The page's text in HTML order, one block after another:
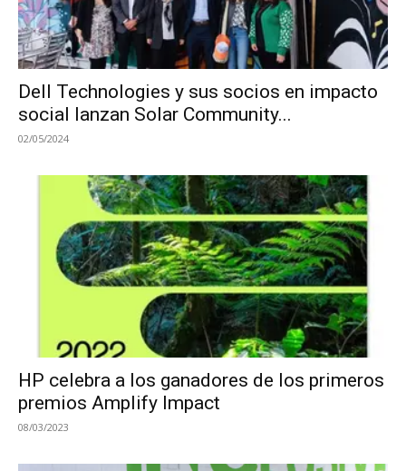
Dell Technologies y sus socios en impacto
social lanzan Solar Community...
02/05/2024
HP celebra a los ganadores de los primeros
premios Amplify Impact
08/03/2023